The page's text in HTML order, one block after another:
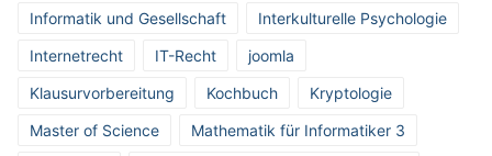
Informatik und Gesellschaft
Interkulturelle Psychologie
Internetrecht
IT-Recht
joomla
Klausurvorbereitung
Kochbuch
Kryptologie
Master of Science
Mathematik für Informatiker 3